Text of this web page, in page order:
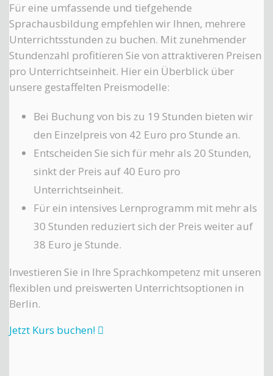
Für eine umfassende und tiefgehende
Sprachausbildung empfehlen wir Ihnen, mehrere
Unterrichtsstunden zu buchen. Mit zunehmender
Stundenzahl profitieren Sie von attraktiveren Preisen
pro Unterrichtseinheit. Hier ein Überblick über
unsere gestaffelten Preismodelle:
Bei Buchung von bis zu 19 Stunden bieten wir
den Einzelpreis von 42 Euro pro Stunde an.
Entscheiden Sie sich für mehr als 20 Stunden,
sinkt der Preis auf 40 Euro pro
Unterrichtseinheit.
Für ein intensives Lernprogramm mit mehr als
30 Stunden reduziert sich der Preis weiter auf
38 Euro je Stunde.
Investieren Sie in Ihre Sprachkompetenz mit unseren
flexiblen und preiswerten Unterrichtsoptionen in
Berlin.
Jetzt Kurs buchen!